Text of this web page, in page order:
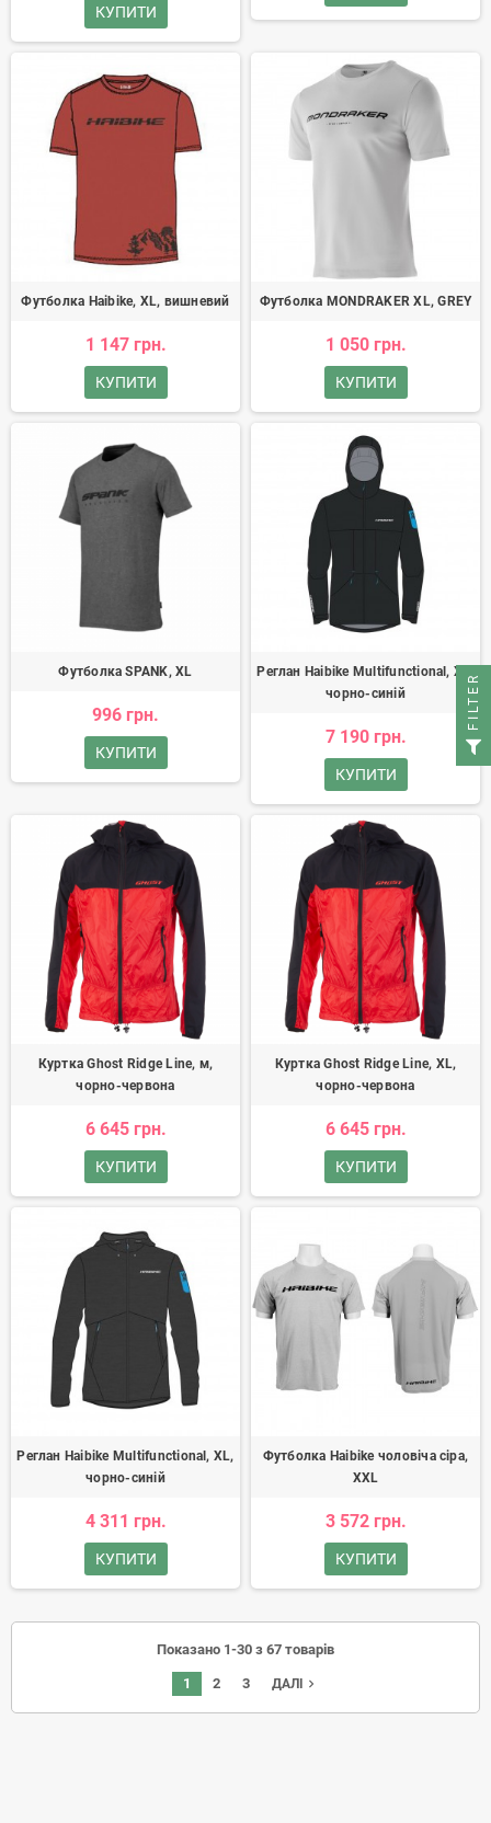
КУПИТИ
Футболка Haibike, XL, вишневий
1 147 грн.
КУПИТИ
Футболка MONDRAKER XL, GREY
1 050 грн.
КУПИТИ
Футболка SPANK, XL
996 грн.
КУПИТИ
Реглан Haibike Multifunctional, XL,
чорно-синій
7 190 грн.
КУПИТИ
Куртка Ghost Ridge Line, м,
чорно-червона
6 645 грн.
КУПИТИ
Куртка Ghost Ridge Line, XL,
чорно-червона
6 645 грн.
КУПИТИ
Реглан Haibike Multifunctional, XL,
чорно-синій
4 311 грн.
КУПИТИ
Футболка Haibike чоловіча сіра,
XXL
3 572 грн.
КУПИТИ
Показано 1-30 з 67 товарів
1 2 3 ДАЛІ navigate_next
FILTER